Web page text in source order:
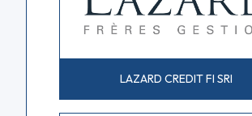
LAZARD CREDIT FI SRI